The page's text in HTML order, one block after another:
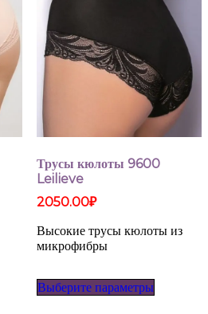
Трусы кюлоты 9600
Leilieve
2050.00₽
Высокие трусы кюлоты из
микрофибры
Выберите параметры